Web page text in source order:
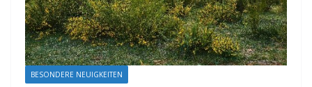
BESONDERE NEUIGKEITEN